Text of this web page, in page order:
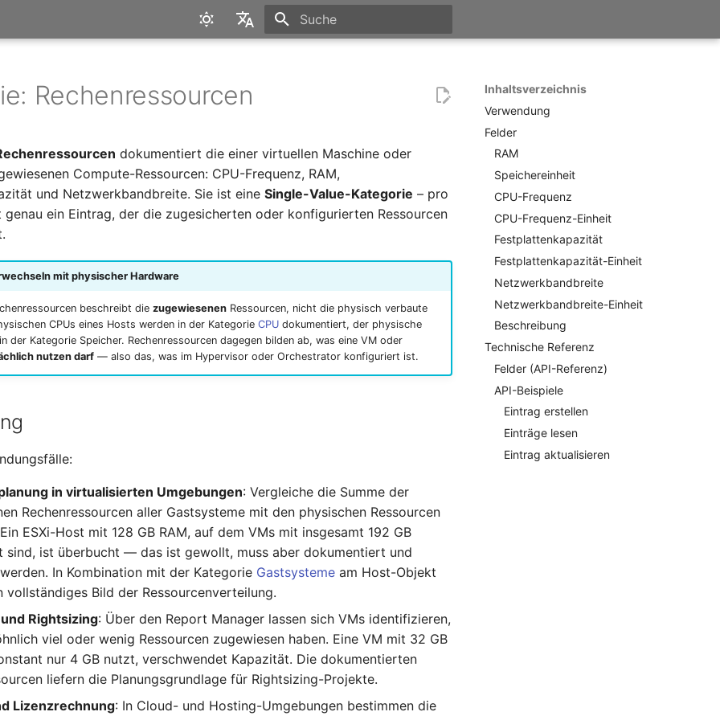
Deutsch
Inhaltsverzeichnis
Verwendung
Felder
RAM
Speichereinheit
CPU-Frequenz
CPU-Frequenz-Einheit
Festplattenkapazität
Festplattenkapazität-Einheit
Netzwerkbandbreite
Netzwerkbandbreite-Einheit
Beschreibung
Technische Referenz
Felder (API-Referenz)
API-Beispiele
Eintrag erstellen
Einträge lesen
Eintrag aktualisieren
Rechenressourcen
dokumentiert die einer virtuellen Maschine oder
Compute-Ressourcen: CPU-Frequenz, RAM,
und Netzwerkbandbreite. Sie ist eineSingle-Value-Kategorie – pro
ein Eintrag, der die zugesicherten oder konfigurierten Ressourcen
mit physischer Hardware
beschreibt die zugewiesenenRessourcen, nicht die physisch verbaute
CPUs eines Hosts werden in der Kategorie CPUdokumentiert, der physische
der Kategorie Speicher. Rechenressourcen dagegen bilden ab, was eine VM oder
nutzen darf— also das, was im Hypervisor oder Orchestrator konfiguriert ist.
in virtualisierten Umgebungen: Vergleiche die Summe der
Rechenressourcen aller Gastsysteme mit den physischen Ressourcen
ESXi-Host mit 128 GB RAM, auf dem VMs mit insgesamt 192 GB
sind, ist überbucht — das ist gewollt, muss aber dokumentiert und
In Kombination mit der Kategorie Gastsysteme am Host-Objekt
vollständiges Bild der Ressourcenverteilung.
Rightsizing: Über den Report Manager lassen sich VMs identifizieren,
viel oder wenig Ressourcen zugewiesen haben. Eine VM mit 32 GB
nur 4 GB nutzt, verschwendet Kapazität. Die dokumentierten
liefern die Planungsgrundlage für Rightsizing-Projekte.
Lizenzrechnung: In Cloud- und Hosting-Umgebungen bestimmen die